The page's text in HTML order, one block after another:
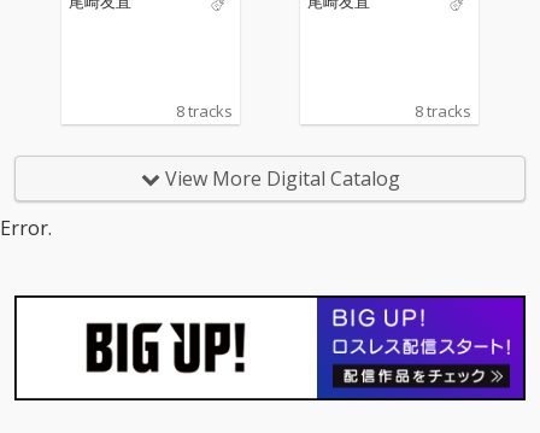
台に、旅する男のブル
さらにはエンジニアと
台に、旅する男のブル
さらにはエンジニアと
8 tracks 8 tracks
View More Digital Catalog
Error.